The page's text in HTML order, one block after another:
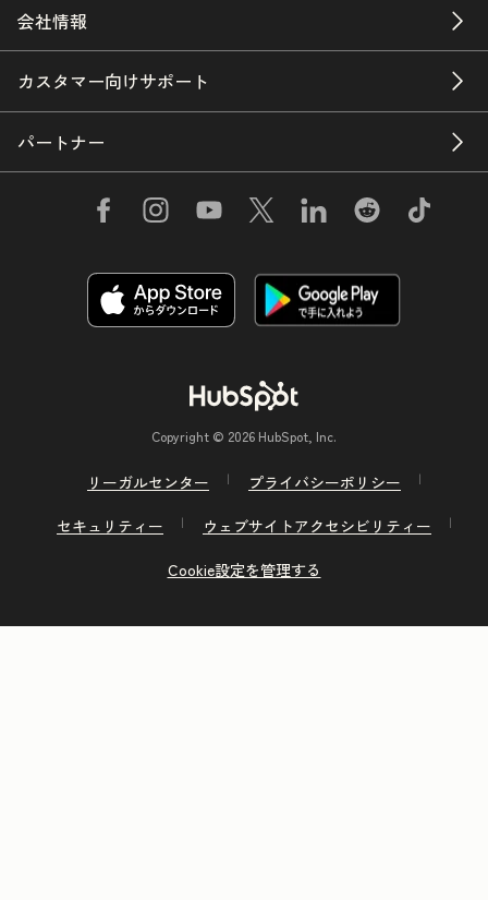
会社情報
カスタマー向けサポート
パートナー
Copyright © 2026 HubSpot, Inc.
リーガルセンター
プライバシーポリシー
セキュリティー
ウェブサイトアクセシビリティー
Cookie設定を管理する